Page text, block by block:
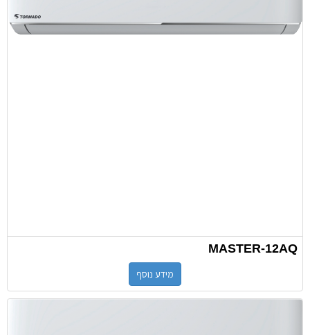
MASTER-12AQ
מידע נוסף